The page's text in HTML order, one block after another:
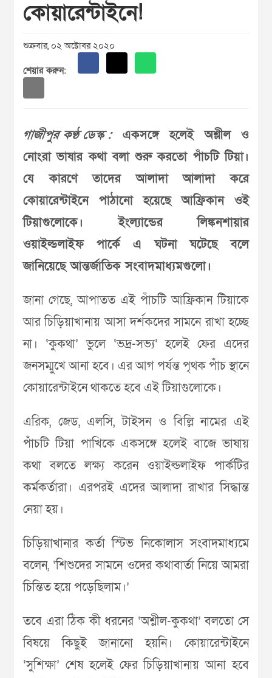
কোয়ারেন্টাইনে!
শুক্রবার, ০২ অক্টোবর ২০২০
শেয়ার করুন:
গাজীপুর কণ্ঠ ডেস্ক :একসঙ্গে হলেই অশ্লীল ও
নোংরা ভাষার কথা বলা শুরু করতো পাঁচটি টিয়া।
যে কারণে তাদের আলাদা আলাদা করে
কোয়ারেন্টাইনে পাঠানো হয়েছে আফ্রিকান ওই
টিয়াগুলোকে। ইংল্যান্ডের লিঙ্কনশায়ার
ওয়াইল্ডলাইফ পার্কে এ ঘটনা ঘটেছে বলে
জানিয়েছে আন্তর্জাতিক সংবাদমাধ্যমগুলো।
জানা গেছে, আপাতত এই পাঁচটি আফ্রিকান টিয়াকে
আর চিড়িয়াখানায় আসা দর্শকদের সামনে রাখা হচ্ছে
না। ‘কুকথা’ ভুলে ‘ভদ্র-সভ্য’ হলেই ফের এদের
জনসম্মুখে আনা হবে। এর আগ পর্যন্ত পৃথক পাঁচ স্থানে
কোয়ারেন্টাইনে থাকতে হবে এই টিয়াগুলোকে।
এরিক, জেড, এলসি, টাইসন ও বিল্লি নামের এই
পাঁচটি টিয়া পাখিকে একসঙ্গে হলেই বাজে ভাষায়
কথা বলতে লক্ষ্য করেন ওয়াইল্ডলাইফ পার্কটির
কর্মকর্তারা। এরপরই এদের আলাদা রাখার সিদ্ধান্ত
নেয়া হয়।
চিড়িয়াখানার কর্তা স্টিভ নিকোলাস সংবাদমাধ্যমে
বলেন, ‘শিশুদের সামনে ওদের কথাবার্তা নিয়ে আমরা
চিন্তিত হয়ে পড়েছিলাম।’
তবে এরা ঠিক কী ধরনের ‘অশ্লীল-কুকথা’ বলতো সে
বিষয়ে কিছুই জানানো হয়নি। কোয়ারেন্টাইনে
‘সুশিক্ষা’ শেষ হলেই ফের চিড়িয়াখানায় আনা হবে